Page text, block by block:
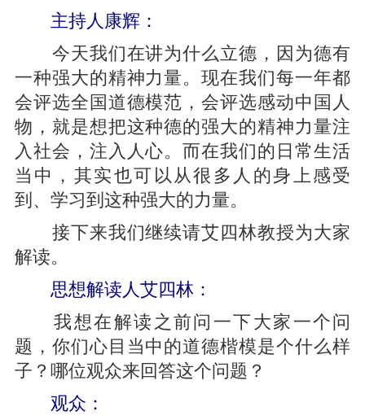
主持人康辉：
今天我们在讲为什么立德，因为德有
一种强大的精神力量。现在我们每一年都
会评选全国道德模范，会评选感动中国人
物，就是想把这种德的强大的精神力量注
入社会，注入人心。而在我们的日常生活
当中，其实也可以从很多人的身上感受
到、学习到这种强大的力量。
接下来我们继续请艾四林教授为大家
解读。
思想解读人艾四林：
我想在解读之前问一下大家一个问
题，你们心目当中的道德楷模是个什么样
子？哪位观众来回答这个问题？
观众：